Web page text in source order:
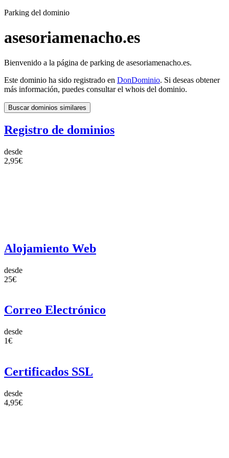
Parking del dominio
asesoriamenacho.es
Bienvenido a la página de parking de asesoriamenacho.es.
Este dominio ha sido registrado en DonDominio. Si deseas obtener
más información, puedes consultar el whois del dominio.
Buscar dominios similares
Registro de dominios
desde
2,95€
Alojamiento Web
desde
25€
Correo Electrónico
desde
1€
Certificados SSL
desde
4,95€